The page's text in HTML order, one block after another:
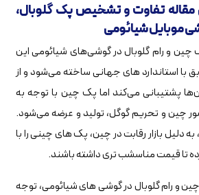
تفاوت و تشخیص پک گلوبال،
موبایل شیائومی
چین و رام گلوبال در گوشی‌های شیائومی این
با استاندارد های جهانی ساخته می‌شود و از
پشتیبانی می‌کند اما پک چین با توجه به
چین و تحریم گوگل، تولید و عرضه می‌شود.
دلیل بازار رقابت در چین، پک های چینی را با
تا قیمت مناسشب تری داشته باشند.
و رام گلوبال در گوشی های شیائومی، توجه